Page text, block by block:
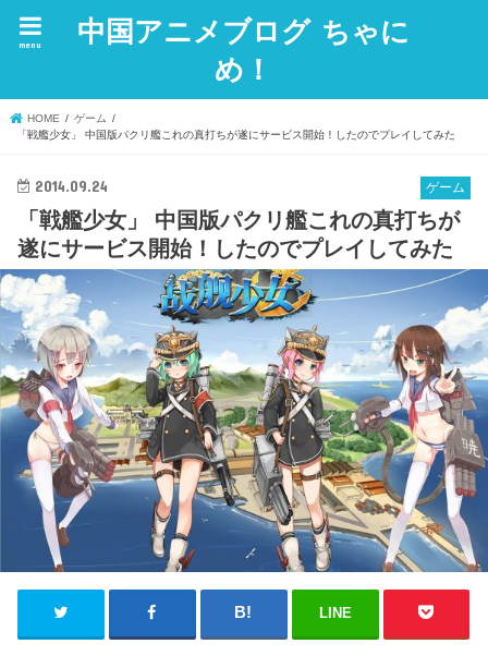
中国アニメブログ ちゃに
め！
menu
HOME
ゲーム
「戦艦少女」 中国版パクリ艦これの真打ちが遂にサービス開始！したのでプレイしてみた
ゲーム
2014.09.24
「戦艦少女」 中国版パクリ艦これの真打ちが
遂にサービス開始！したのでプレイしてみた
LINE